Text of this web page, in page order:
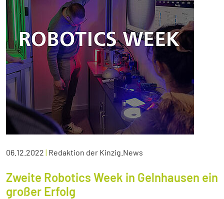
06.12.2022 | Redaktion der Kinzig.News
Zweite Robotics Week in Gelnhausen ein
großer Erfolg